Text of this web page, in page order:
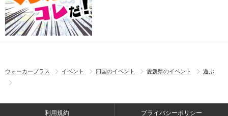
ウォーカープラス イベント 四国のイベント 愛媛県のイベント 遊ぶ
利用規約 プライバシーポリシー